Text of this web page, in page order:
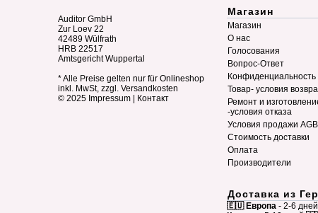
Auditor GmbH
Zur Loev 22
42489 Wülfrath
HRB 22517
Amtsgericht Wuppertal
* Alle Preise gelten nur für Onlineshop
inkl. MwSt, zzgl. Versandkosten
© 2025 Impressum | Контакт
Магазин
Магазин
О нас
Голосования
Вопрос-Ответ
Конфиденциальность
Товар- условия
Ремонт и
-условия отказа
Условия продажи AGB
Стоимость доставки
Оплата
Производители
Доставка из
🇪🇺 Европа - 2-6 дней